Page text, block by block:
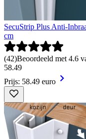
SecuStrip Plus Anti-
cm
(42)Beoordeeld met 4.6
58.49
Prijs: 58.49 euro